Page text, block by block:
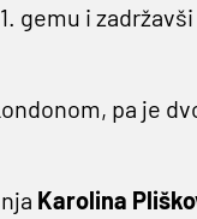
gemu i
pa je
Karolina